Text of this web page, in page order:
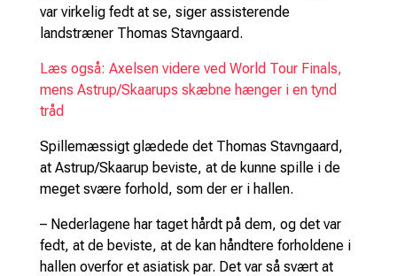
var virkelig fedt at se, siger assisterende
landstræner Thomas Stavngaard.
Læs også: Axelsen videre ved World Tour Finals,
mens Astrup/Skaarups skæbne hænger i en tynd
tråd
Spillemæssigt glædede det Thomas Stavngaard,
at Astrup/Skaarup beviste, at de kunne spille i de
meget svære forhold, som der er i hallen.
– Nederlagene har taget hårdt på dem, og det var
fedt, at de beviste, at de kan håndtere forholdene i
hallen overfor et asiatisk par. Det var så svært at